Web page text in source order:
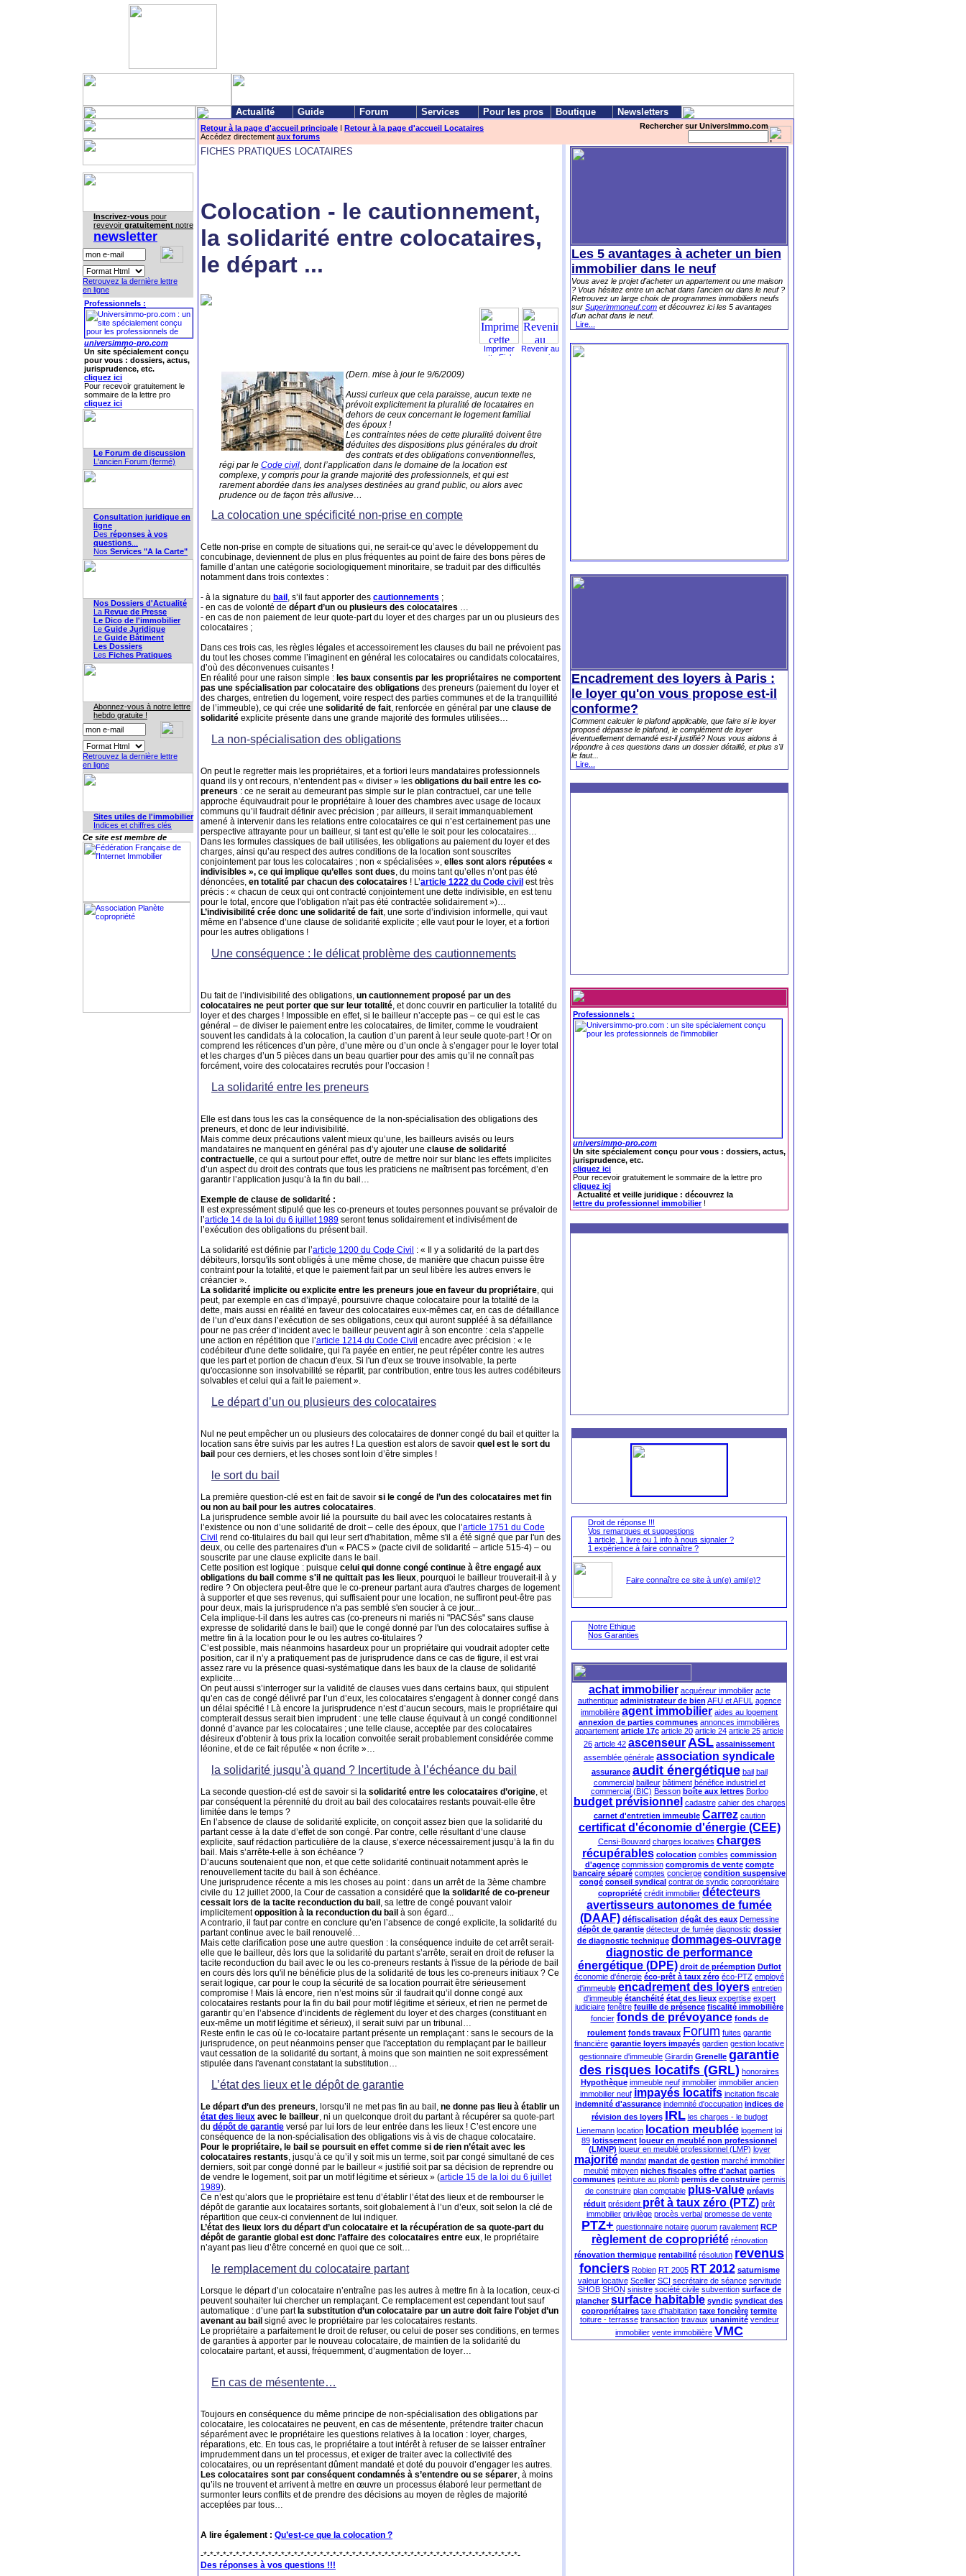
Actualité Guide Forum Services Pour les pros Boutique Newsletters
Inscrivez-vous pour
revevoir gratuitement notre
newsletter
Retrouvez la dernière lettre
en ligne
Professionnels :
universimmo-pro.com
Un site spécialement conçu
pour vous : dossiers, actus,
jurisprudence, etc.
cliquez ici
Pour recevoir gratuitement le
sommaire de la lettre pro
cliquez ici
Le Forum de discussion
L'ancien Forum (fermé)
Consultation juridique en
ligne
Des réponses à vos
questions
Nos Services "A la Carte"
Nos Dossiers d'Actualité
La Revue de Presse
Le Dico de l'immobilier
Le Guide Juridique
Le Guide Bâtiment
Les Dossiers
Les Fiches Pratiques
Abonnez-vous à notre lettre
hebdo gratuite !
Retrouvez la dernière lettre
en ligne
Sites utiles de l'immobilier
Indices et chiffres clés
Ce site est membre de
Retour à la page d'accueil principale I Retour à la page d'accueil Locataires
Accédez directement aux forums
Rechercher sur UniversImmo.com
FICHES PRATIQUES LOCATAIRES
Colocation - le cautionnement,
la solidarité entre colocataires,
le départ ...
(Dern. mise à jour le 9/6/2009)
Aussi curieux que cela paraisse, aucun texte ne
prévoit explicitement la pluralité de locataires en
dehors de ceux concernant le logement familial
des époux !
Les contraintes nées de cette pluralité doivent être
déduites des dispositions plus générales du droit
des contrats et des obligations conventionnelles,
régi par le Code civil, dont l’application dans le domaine de la location est
complexe, y compris pour la grande majorité des professionnels, et qui est
rarement abordée dans les analyses destinées au grand public, ou alors avec
prudence ou de façon très allusive…
La colocation une spécificité non-prise en compte
Cette non-prise en compte de situations qui, ne serait-ce qu’avec le développement du
concubinage, deviennent de plus en plus fréquentes au point de faire des bons pères de
famille d’antan une catégorie sociologiquement minoritaire, se traduit par des difficultés
notamment dans trois contextes :
- à la signature du bail , s’il faut apporter des cautionnements ;
- en cas de volonté de départ d’un ou plusieurs des colocataires …
- en cas de non paiement de leur quote-part du loyer et des charges par un ou plusieurs des
colocataires ;
Dans ces trois cas, les règles légales et accessoirement les clauses du bail ne prévoient pas
du tout les choses comme l’imaginent en général les colocataires ou candidats colocataires,
d’où des déconvenues cuisantes !
En réalité pour une raison simple : les baux consentis par les propriétaires ne comportent
pas une spécialisation par colocataire des obligations des preneurs (paiement du loyer et
des charges, entretien du logement, voire respect des parties communes et de la tranquillité
de l’immeuble), ce qui crée une solidarité de fait, renforcée en général par une clause de
solidarité explicite présente dans une grande majorité des formules utilisées…
La non-spécialisation des obligations
On peut le regretter mais les propriétaires, et a fortiori leurs mandataires professionnels
quand ils y ont recours, n’entendent pas « diviser » les obligations du bail entre les co-
preneurs : ce ne serait au demeurant pas simple sur le plan contractuel, car une telle
approche équivaudrait pour le propriétaire à louer des chambres avec usage de locaux
communs qu’il faudrait définir avec précision ; par ailleurs, il serait immanquablement
amené à intervenir dans les relations entre colocataires ce qui n’est certainement pas une
perspective attrayante pour un bailleur, si tant est qu’elle le soit pour les colocataires…
Dans les formules classiques de bail utilisées, les obligations au paiement du loyer et des
charges, ainsi qu’au respect des autres conditions de la location sont souscrites
conjointement par tous les colocataires ; non « spécialisées », elles sont alors réputées «
indivisibles », ce qui implique qu’elles sont dues, du moins tant qu’elles n’ont pas été
dénoncées, en totalité par chacun des colocataires ! L’article 1222 du Code civil est très
précis : « chacun de ceux qui ont contracté conjointement une dette indivisible, en est tenu
pour le total, encore que l'obligation n'ait pas été contractée solidairement »)…
L’indivisibilité crée donc une solidarité de fait, une sorte d’indivision informelle, qui vaut
même en l’absence d’une clause de solidarité explicite ; elle vaut pour le loyer, et a fortiori
pour les autres obligations !
Une conséquence : le délicat problème des cautionnements
Du fait de l’indivisibilité des obligations, un cautionnement proposé par un des
colocataires ne peut porter que sur leur totalité, et donc couvrir en particulier la totalité du
loyer et des charges ! Impossible en effet, si le bailleur n’accepte pas – ce qui est le cas
général – de diviser le paiement entre les colocataires, de limiter, comme le voudraient
souvent les candidats à la colocation, la caution d’un parent à leur seule quote-part ! Or on
comprend les réticences d’un père, d’une mère ou d’un oncle à s’engager pour le loyer total
et les charges d’un 5 pièces dans un beau quartier pour des amis qu’il ne connaît pas
forcément, voire des colocataires recrutés pour l’occasion !
La solidarité entre les preneurs
Elle est dans tous les cas la conséquence de la non-spécialisation des obligations des
preneurs, et donc de leur indivisibilité.
Mais comme deux précautions valent mieux qu’une, les bailleurs avisés ou leurs
mandataires ne manquent en général pas d’y ajouter une clause de solidarité
contractuelle, ce qui a surtout pour effet, outre de mettre noir sur blanc les effets implicites
d’un aspect du droit des contrats que tous les praticiens ne maîtrisent pas forcément, d’en
garantir l’application jusqu’à la fin du bail…
Exemple de clause de solidarité :
Il est expressément stipulé que les co-preneurs et toutes personnes pouvant se prévaloir de
l’article 14 de la loi du 6 juillet 1989 seront tenus solidairement et indivisément de
l’exécution des obligations du présent bail.
La solidarité est définie par l’article 1200 du Code Civil : « Il y a solidarité de la part des
débiteurs, lorsqu'ils sont obligés à une même chose, de manière que chacun puisse être
contraint pour la totalité, et que le paiement fait par un seul libère les autres envers le
créancier ».
La solidarité implicite ou explicite entre les preneurs joue en faveur du propriétaire, qui
peut, par exemple en cas d’impayé, poursuivre chaque colocataire pour la totalité de la
dette, mais aussi en réalité en faveur des colocataires eux-mêmes car, en cas de défaillance
de l’un d’eux dans l’exécution de ses obligations, ceux qui auront suppléé à sa défaillance
pour ne pas créer d’incident avec le bailleur peuvent agir à son encontre : cela s’appelle
une action en répétition que l’article 1214 du Code Civil encadre avec précision : « le
codébiteur d'une dette solidaire, qui l'a payée en entier, ne peut répéter contre les autres
que les part et portion de chacun d'eux. Si l'un d'eux se trouve insolvable, la perte
qu'occasionne son insolvabilité se répartit, par contribution, entre tous les autres codébiteurs
solvables et celui qui a fait le paiement ».
Le départ d’un ou plusieurs des colocataires
Nul ne peut empêcher un ou plusieurs des colocataires de donner congé du bail et quitter la
location sans être suivis par les autres ! La question est alors de savoir quel est le sort du
bail pour ces derniers, et les choses sont loin d’être simples !
le sort du bail
La première question-clé est en fait de savoir si le congé de l’un des colocataires met fin
ou non au bail pour les autres colocataires.
La jurisprudence semble avoir lié la poursuite du bail avec les colocataires restants à
l’existence ou non d’une solidarité de droit – celle des époux, que l’article 1751 du Code
Civil rend co-titulaires du bail qui leur sert d'habitation, même s'il a été signé que par l'un des
deux, ou celle des partenaires d'un « PACS » (pacte civil de solidarité – article 515-4) – ou
souscrite par une clause explicite dans le bail.
Cette position est logique : puisque celui qui donne congé continue à être engagé aux
obligations du bail comme s'il ne quittait pas les lieux, pourquoi le bailleur trouverait-il à y
redire ? On objectera peut-être que le co-preneur partant aura d'autres charges de logement
à supporter et que ses revenus, qui suffisaient pour une location, ne suffiront peut-être pas
pour deux, mais la jurisprudence n'a pas semblé s'en soucier à ce jour...
Cela implique-t-il dans les autres cas (co-preneurs ni mariés ni "PACSés" sans clause
expresse de solidarité dans le bail) que le congé donné par l'un des colocataires suffise à
mettre fin à la location pour le ou les autres co-titulaires ?
C’est possible, mais néanmoins hasardeux pour un propriétaire qui voudrait adopter cette
position, car il n’y a pratiquement pas de jurisprudence dans ce cas de figure, il est vrai
assez rare vu la présence quasi-systématique dans les baux de la clause de solidarité
explicite…
On peut aussi s’interroger sur la validité de clauses vues dans certains baux, qui stipulent
qu’en cas de congé délivré par l’un d’eux, les colocataires s’engagent à donner congé dans
un délai spécifié ! Là encore la jurisprudence n’est d’aucun secours, mais le propriétaire qui
compterait dessus serait bien imprudent : une telle clause équivaut à un congé conditionnel
donné d’avance par les colocataires ; une telle clause, acceptée par des colocataires
désireux d’obtenir à tous prix la location convoitée serait probablement considérée comme
léonine, et de ce fait réputée « non écrite »…
la solidarité jusqu’à quand ? Incertitude à l’échéance du bail
La seconde question-clé est de savoir si la solidarité entre les colocataires d’origine, et
par conséquent la pérennité du droit au bail des colocataires restants pouvait-elle être
limitée dans le temps ?
En l’absence de clause de solidarité explicite, on conçoit assez bien que la solidarité du
partant cesse à la date d’effet de son congé. Par contre, celle résultant d’une clause
explicite, sauf rédaction particulière de la clause, s’exerce nécessairement jusqu’à la fin du
bail. Mais s’arrête-t-elle à son échéance ?
D’aucuns soutenaient que non, et que cette solidarité continuait notamment après le
renouvellement tacite du bail à son échéance.
Une jurisprudence récente a mis les choses au point : dans un arrêt de la 3ème chambre
civile du 12 juillet 2000, la Cour de cassation a considéré que la solidarité de co-preneur
cessait lors de la tacite reconduction du bail , sa lettre de congé pouvant valoir
implicitementopposition à la reconduction du bail à son égard...
A contrario, il faut par contre en conclure qu’en l’absence de congé explicite, la solidarité du
partant continue avec le bail renouvelé…
Mais cette clarification pose une autre question : la conséquence induite de cet arrêt serait-
elle que le bailleur, dès lors que la solidarité du partant s’arrête, serait en droit de refuser la
tacite reconduction du bail avec le ou les co-preneurs restants à l'issue de la période de bail
en cours dès lors qu'il ne bénéficie plus de la solidarité de tous les co-preneurs initiaux ? Ce
serait logique, car pour le coup la sécurité de sa location pourrait être sérieusement
compromise ! Mais là encore, rien n’est moins sûr :il faudrait qu’il donne congé aux
colocataires restants pour la fin du bail pour motif légitime et sérieux, et rien ne permet de
garantir qu’en l’absence d’incidents de règlement du loyer et des charges (constituant en
eux-même un motif légitime et sérieux), il serait suivi par un tribunal…
Reste enfin le cas où le co-locataire partant présente un remplaçant : sans le secours de la
jurisprudence, on peut néanmoins penser que l'acceptation du remplaçant par le bailleur
vaut cessation de la solidarité du sortant, à moins que son maintien ne soit expressément
stipulée dans l'avenant constatant la substitution…
L’état des lieux et le dépôt de garantie
Le départ d’un des preneurs, lorsqu’il ne met pas fin au bail, ne donne pas lieu à établir un
état des lieux avec le bailleur, ni un quelconque droit du partant à récupérer sa quote-part
du dépôt de garantie versé par lui lors de leur entrée dans les lieux ! C’est encore une
conséquence de la non-spécialisation des obligations vis à vis de chaque colocataire.
Pour le propriétaire, le bail se poursuit en effet comme si de rien n’était avec les
colocataires restants, jusqu’à ce qu’il y soit mis un terme, soit par congé simultané de ces
derniers, soit par congé donné par le bailleur « justifié soit par sa décision de reprendre ou
de vendre le logement, soit par un motif légitime et sérieux » (article 15 de la loi du 6 juillet
1989).
Ce n’est qu’alors que le propriétaire est tenu d’établir l’état des lieux et de rembourser le
dépôt de garantie aux locataires sortants, soit globalement à l’un d’eux, soit selon la clé de
répartition que ceux-ci conviennent de lui indiquer.
L’état des lieux lors du départ d’un colocataire et la récupération de sa quote-part du
dépôt de garantie global est donc l’affaire des colocataires entre eux, le propriétaire
n’ayant pas lieu d’être concerné en quoi que ce soit…
le remplacement du colocataire partant
Lorsque le départ d’un colocataire n’entraîne pas les autres à mettre fin à la location, ceux-ci
peuvent souhaiter lui chercher un remplaçant. Ce remplacement est cependant tout sauf
automatique : d’une part la substitution d’un colocataire par un autre doit faire l’objet d’un
avenant au bail signé avec le propriétaire par les colocataires restants.
Le propriétaire a parfaitement le droit de refuser, ou celui de poser ses conditions, en termes
de garanties à apporter par le nouveau colocataire, de maintien de la solidarité du
colocataire partant, et aussi, fréquemment, d’augmentation de loyer…
En cas de mésentente…
Toujours en conséquence du même principe de non-spécialisation des obligations par
colocataire, les colocataires ne peuvent, en cas de mésentente, prétendre traiter chacun
séparément avec le propriétaire les questions relatives à la location : loyer, charges,
réparations, etc. En tous cas, le propriétaire a tout intérêt à refuser de se laisser entraîner
imprudemment dans un tel processus, et exiger de traiter avec la collectivité des
colocataires, ou un représentant dûment mandaté et doté du pouvoir d’engager les autres.
Les colocataires sont par conséquent condamnés à s’entendre ou se séparer, à moins
qu’ils ne trouvent et arrivent à mettre en œuvre un processus élaboré leur permettant de
surmonter leurs conflits et de prendre des décisions au moyen de règles de majorité
acceptées par tous…
A lire également : Qu’est-ce que la colocation ?
-*-*-*-*-*-*-*-*-*-*-*-*-*-*-*-*-*-*-*-*-*-*-*-*-*-*-*-*-*-*-*-*-*-*-*-*-*-*-*-*-*-*-*-*-*-*-*-*-*-
Des réponses à vos questions !!!
Les 5 avantages à acheter un bien
immobilier dans le neuf
Vous avez le projet d'acheter un appartement ou une maison
? Vous hésitez entre un achat dans l'ancien ou dans le neuf ?
Retrouvez un large choix de programmes immobiliers neufs
sur Superimmoneuf.com et découvrez ici les 5 avantages
d'un achat dans le neuf.
Lire...
Encadrement des loyers à Paris :
le loyer qu'on vous propose est-il
conforme?
Comment calculer le plafond applicable, que faire si le loyer
proposé dépasse le plafond, le complément de loyer
éventuellement demandé est-il justifié? Nous vous aidons à
répondre à ces questions dans un dossier détaillé, et plus s'il
le faut...
Lire...
Professionnels :
universimmo-pro.com
Un site spécialement conçu pour vous : dossiers, actus,
jurisprudence, etc.
cliquez ici
Pour recevoir gratuitement le sommaire de la lettre pro
cliquez ici
Actualité et veille juridique : découvrez la
lettre du professionnel immobilier!
Droit de réponse !!!
Vos remarques et suggestions
1 article, 1 livre ou 1 info à nous signaler ?
1 expérience à faire connaître ?
Faire connaître ce site à un(e) ami(e)?
Notre Ethique
Nos Garanties
achat immobilier acquéreur immobilier acte
authentique administrateur de bien AFU et AFUL agence
immobilière agent immobilier aides au logement
annexion de parties communes annonces immobilières
appartement article 17c article 20 article 24 article 25 article
26 article 42 ascenseurASL assainissement
assemblée générale association syndicale
assurance audit énergétique bail bail
commercial bailleur bâtiment bénéfice industriel et
commercial (BIC) Besson boîte aux lettres Borloo
budget prévisionnel cadastre cahier des charges
carnet d'entretien immeuble Carrez caution
certificat d'économie d'énergie (CEE)
Censi-Bouvard charges locatives charges
récupérables colocation combles commission
d'agence commission compromis de vente compte
bancaire séparé comptes concierge condition suspensive
congé conseil syndical contrat de syndic copropriétaire
copropriété crédit immobilier détecteurs
avertisseurs autonomes de fumée
(DAAF) défiscalisation dégât des eaux Demessine
dépôt de garantie détecteur de fumée diagnostic dossier
de diagnostic technique dommages-ouvrage
diagnostic de performance
énergétique (DPE) droit de préemption Duflot
économie d'énergie éco-prêt à taux zéro éco-PTZ employé
d'immeuble encadrement des loyers entretien
d'immeuble étanchéité état des lieux expertise expert
judiciaire fenêtre feuille de présence fiscalité immobilière
foncier fonds de prévoyance fonds de
roulement fonds travaux Forum fuites garantie
financière garantie loyers impayés gardien gestion locative
gestionnaire d'immeuble Girardin Grenelle garantie
des risques locatifs (GRL) honoraires
Hypothèque immeuble neuf immobilier immobilier ancien
immobilier neuf impayés locatifs incitation fiscale
indemnité d'assurance indemnité d'occupation indices de
révision des loyers IRL les charges - le budget
Lienemann location location meublée logement loi
89 lotissement loueur en meublé non professionnel
(LMNP) loueur en meublé professionnel (LMP) loyer
majorité mandat mandat de gestion marché immobilier
meublé mitoyen niches fiscales offre d'achat parties
communes peinture au plomb permis de construire permis
de construire plan comptable plus-value préavis
réduit président prêt à taux zéro (PTZ) prêt
immobilier privilège procès verbal promesse de vente
PTZ+ questionnaire notaire quorum ravalement RCP
règlement de copropriété rénovation
rénovation thermique rentabilité résolution revenus
fonciers Robien RT 2005 RT 2012 saturnisme
valeur locative Scellier SCI secrétaire de séance servitude
SHOB SHON sinistre société civile subvention surface de
plancher surface habitable syndic syndicat des
copropriétaires taxe d'habitation taxe foncière termite
toiture - terrasse transaction travaux unanimité vendeur
immobilier vente immobilière VMC